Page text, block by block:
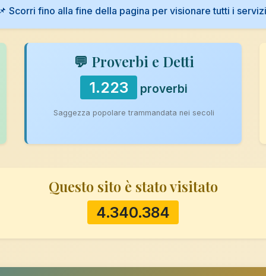
Scorri fino alla fine della pagina per visionare tutti i
💬 Proverbi e Detti
1.223 proverbi
Saggezza popolare trammandata nei secoli
Questo sito è stato visitato
4.340.384